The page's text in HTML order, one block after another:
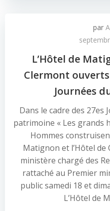
par
L’Hôtel de
Clermont
Journées
Dans le cadre des 27es
patrimoine « Les grands
Hommes
Matignon et l’Hôtel
ministère chargé des
rattaché au Premier
public samedi 18 et
L’Hôtel de